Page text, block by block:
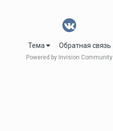
Тема Обратная связь
Powered by Invision Community